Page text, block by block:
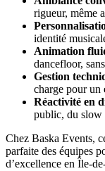
rigueur, même
identité
Animation
dancefloor,
Gestion
charge pour un
Réactivité en
public, du slow
Chez Baska Events,
parfaite des équipes
d’excellence en Île-